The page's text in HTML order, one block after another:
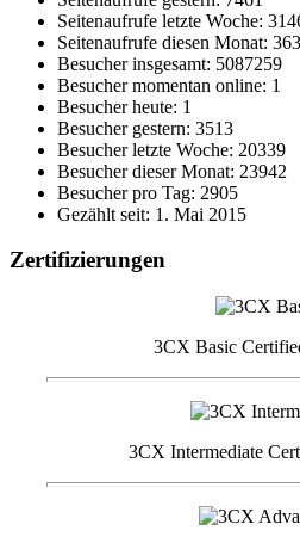
Seitenaufrufe letzte Woche:
Seitenaufrufe diesen Monat:
Besucher insgesamt: 5087259
Besucher momentan online: 1
Besucher heute: 1
Besucher gestern: 3513
Besucher letzte Woche: 20339
Besucher dieser Monat: 23942
Besucher pro Tag: 2905
Gezählt seit: 1. Mai 2015
Zertifizierungen
3CX Basic
3CX Intermediate